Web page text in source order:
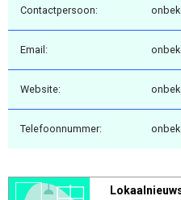
Contactpersoon:
Email:
Website:
Telefoonnummer: